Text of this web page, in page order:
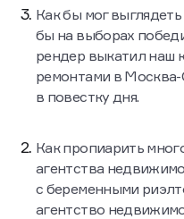
Как бы мог
бы на выборах
рендер выкатил наш
ремонтами в
в повестку дня.
Как пропиарить
агентства
с беременными
агентство